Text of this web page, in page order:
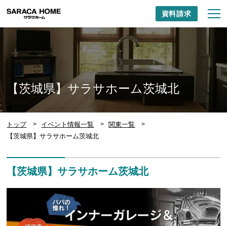
資料請求
【茨城県】サラサホーム茨城北
トップ イベント情報一覧
関東一覧
【茨城県】サラサホーム茨城北
【茨城県】サラサホーム茨城北